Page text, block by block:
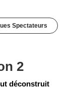
Spectateurs
2
déconstruit